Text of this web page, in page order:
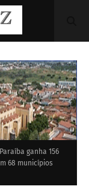
ganha 156
68 municípios